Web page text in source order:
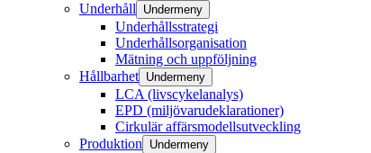
Underhåll
Undermeny
Underhållsstrategi
Underhållsorganisation
Mätning och uppföljning
Hållbarhet Undermeny
LCA (livscykelanalys)
EPD (miljövarudeklarationer)​
Cirkulär affärsmodellsutveckling​
Produktion
Undermeny